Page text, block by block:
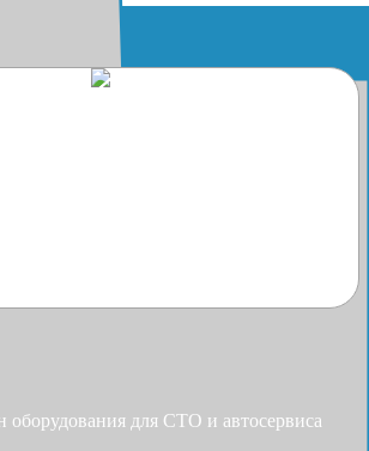
оборудования для СТО и автосервиса